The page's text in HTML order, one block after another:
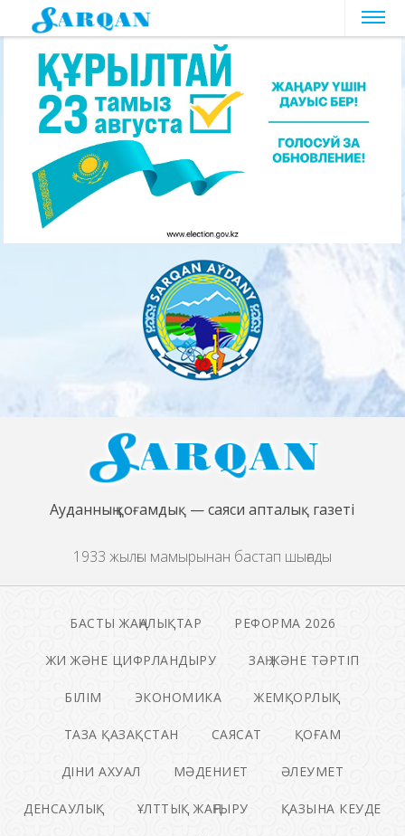
Ауданның қоғамдық — саяси апталық газеті
1933 жылғы мамырынан бастап шығады
БАСТЫ ЖАҢАЛЫҚТАР РЕФОРМА 2026
ЖИ ЖӘНЕ ЦИФРЛАНДЫРУ ЗАҢ ЖӘНЕ ТӘРТІП
БІЛІМ ЭКОНОМИКА ЖЕМҚОРЛЫҚ
ТАЗА ҚАЗАҚСТАН САЯСАТ ҚОҒАМ
ДІНИ АХУАЛ МӘДЕНИЕТ ӘЛЕУМЕТ
ДЕНСАУЛЫҚ ҰЛТТЫҚ ЖАҢҒЫРУ ҚАЗЫНА КЕУДЕ